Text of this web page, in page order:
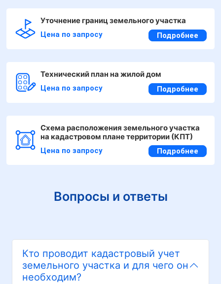
Уточнение границ земельного участка
Цена по запросу Подробнее
Технический план на жилой дом
Цена по запросу Подробнее
Схема расположения земельного участка
на кадастровом плане территории (КПТ)
Цена по запросу Подробнее
Вопросы и ответы
Кто проводит кадастровый учет
земельного участка и для чего он
необходим?